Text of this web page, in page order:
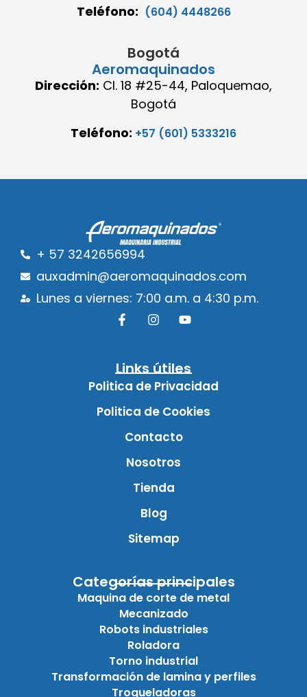
Teléfono: (604) 4448266
Bogotá
Aeromaquinados
Dirección: Cl. 18 #25-44, Paloquemao,
Bogotá
Teléfono: +57 (601) 5333216
+ 57 3242656994
auxadmin@aeromaquinados.com
Lunes a viernes: 7:00 a.m. a 4:30 p.m.
Links útiles
Politica de Privacidad
Politica de Cookies
Contacto
Nosotros
Tienda
Blog
Sitemap
Categorías principales
Maquina de corte de metal
Mecanizado
Robots industriales
Roladora
Torno industrial
Transformación de lamina y perfiles
Troqueladoras